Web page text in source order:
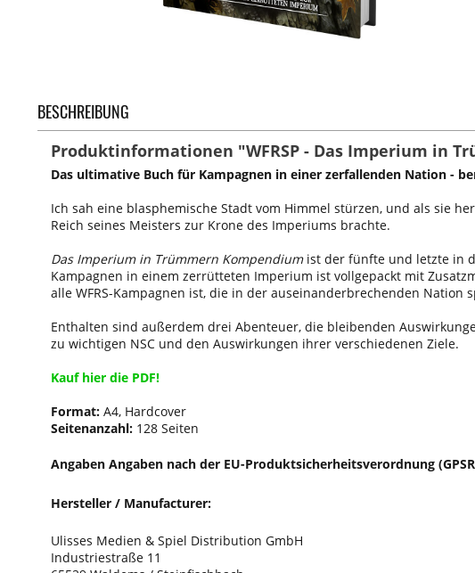
BESCHREIBUNG
Produktinformationen "WFRSP - Das Imperium in
Das ultimative Buch für Kampagnen in einer zerfallenden Nation -
Ich sah eine blasphemische Stadt vom Himmel stürzen, und als sie
Reich seines Meisters zur Krone des Imperiums brachte.
Das Imperium in Trümmern Kompendiumist der fünfte und letzte in
Kampagnen in einem zerrütteten Imperium ist vollgepackt mit
alle WFRS-Kampagnen ist, die in der auseinanderbrechenden Nation
Enthalten sind außerdem drei Abenteuer, die bleibenden
zu wichtigen NSC und den Auswirkungen ihrer verschiedenen Ziele.
Kauf hier die PDF!
Format: A4, Hardcover
Seitenanzahl: 128 Seiten
Angaben Angaben nach der EU-Produktsicherheitsverordnung
Hersteller / Manufacturer:
Ulisses Medien & Spiel Distribution GmbH
Industriestraße 11